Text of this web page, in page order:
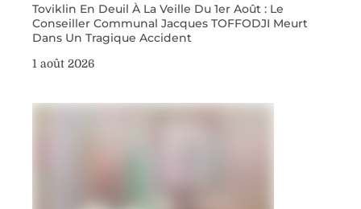
Toviklin En Deuil À La Veille Du 1er Août : Le
Conseiller Communal Jacques TOFFODJI Meurt
Dans Un Tragique Accident
1 août 2026